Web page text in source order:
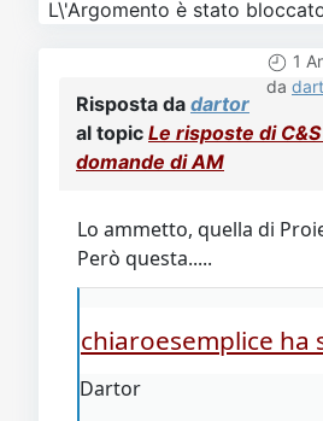
L\'Argomento è stato
1
da
Risposta da dartor
al topic Le risposte di
domande di AM
Lo ammetto, quella di
Però questa.....
chiaroesemplice ha
Dartor